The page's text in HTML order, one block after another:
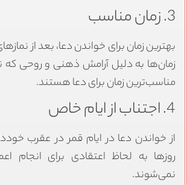
3. زمان مناسب
بهترین زمان برای خواندن دعا، بعد از
زمان‌ها به دلیل آرامش ذهنی و روحی که
مناسب‌ترین زمان برای دعا هستند.
4. اجتناب از ایام خاص
از خواندن دعا در ایام قمر در عقرب
روزها به لحاظ اعتقادی برای انجام
نمی‌شوند.